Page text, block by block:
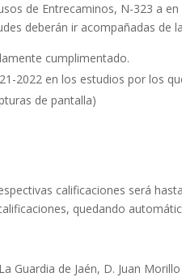
de Entrecaminos, N-323 a
deberán ir acompañadas de
cumplimentado.
2022 en los estudios por los
de pantalla)
calificaciones será
quedando
Guardia de Jaén, D. Juan